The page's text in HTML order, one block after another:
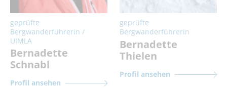
geprüfte
Bergwanderführerin /
UIMLA
Bernadette
Schnabl
Profil ansehen
geprüfte
Bergwanderführerin
Bernadette
Thielen
Profil ansehen